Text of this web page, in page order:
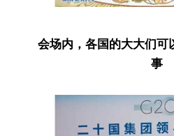
会场内，各国的大大们可
事